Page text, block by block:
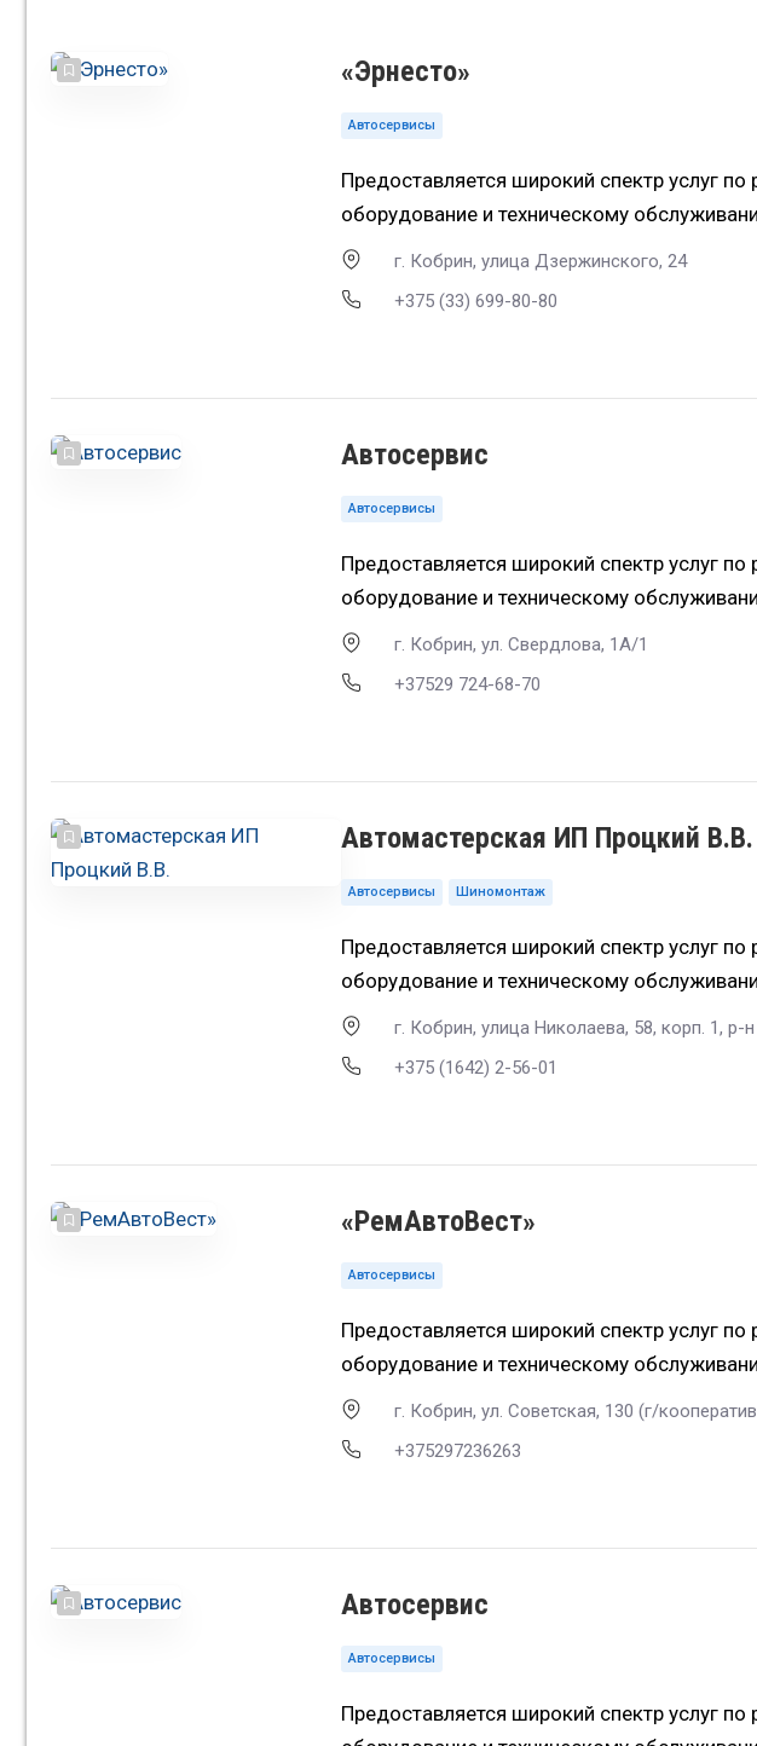
«Эрнесто»
Автосервисы
Предоставляется широкий спектр услуг
оборудование и техническому
г. Кобрин, улица Дзержинского, 24
+375 (33) 699-80-80
Автосервис
Автосервисы
Предоставляется широкий спектр услуг
оборудование и техническому
г. Кобрин, ул. Свердлова, 1А/1
+37529 724-68-70
Автомастерская ИП Процкий В.В.
Автосервисы Шиномонтаж
Предоставляется широкий спектр услуг
оборудование и техническому
г. Кобрин, улица Николаева, 58, корп. 1, р-
+375 (1642) 2-56-01
«РемАвтоВест»
Автосервисы
Предоставляется широкий спектр услуг
оборудование и техническому
г. Кобрин, ул. Советская, 130 (г/
+375297236263
Автосервис
Автосервисы
Предоставляется широкий спектр услуг